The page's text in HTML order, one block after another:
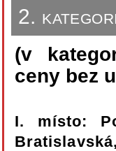
2.
(v
ceny bez
I. místo: